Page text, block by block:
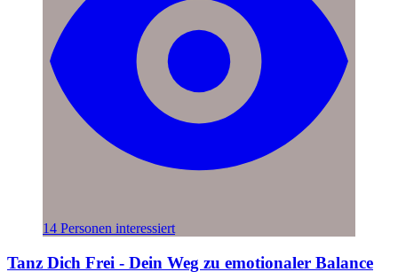
14 Personen interessiert
Tanz Dich Frei - Dein Weg zu emotionaler Balance